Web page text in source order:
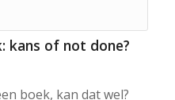
kans of not done?
boek, kan dat wel?